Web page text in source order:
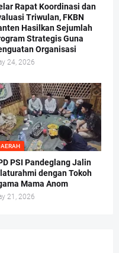
Rapat Koordinasi dan
Triwulan, FKBN
Hasilkan Sejumlah
Strategis Guna
Organisasi
24, 2026
PSI Pandeglang Jalin
dengan Tokoh
Mama Anom
21, 2026